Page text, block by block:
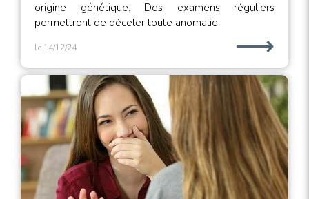
origine génétique. Des examens réguliers
permettront de déceler toute anomalie.
le 14/12/24 ⟶